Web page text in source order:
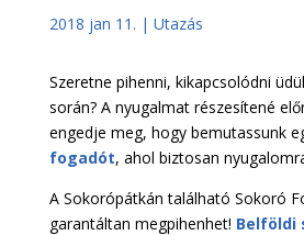
2018 jan 11. | Utazás
Szeretne pihenni, kikapcsolódni
során? A nyugalmat részesítené
engedje meg, hogy bemutassunk
fogadót, ahol biztosan
A Sokorópátkán található Sokoró
garantáltan megpihenhet! Belföldi